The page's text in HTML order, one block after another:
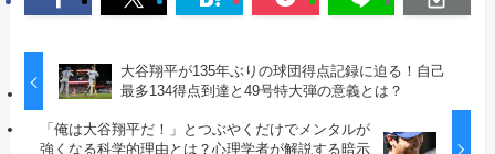
大谷翔平が135年ぶりの球団得点記録に迫る！自己
最多134得点到達と49号特大弾の意義とは？
「俺は大谷翔平だ！」とつぶやくだけでメンタルが
強くなる科学的理由とは？心理学者が解説する暗示